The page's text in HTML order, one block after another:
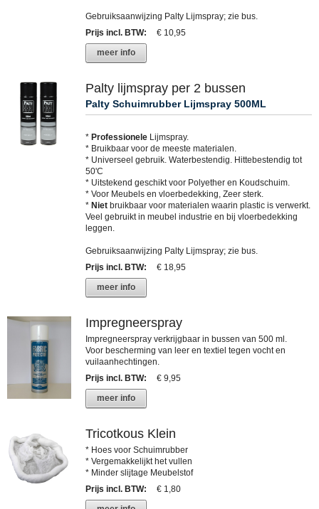
Gebruiksaanwijzing Palty Lijmspray; zie bus.
Prijs incl. BTW:
€ 10,95
meer info
Palty lijmspray per 2 bussen
Palty Schuimrubber Lijmspray 500ML
* Professionele Lijmspray.
* Bruikbaar voor de meeste materialen.
* Universeel gebruik. Waterbestendig. Hittebestendig tot
50'C
* Uitstekend geschikt voor Polyether en Koudschuim.
* Voor Meubels en vloerbedekking, Zeer sterk.
* Niet bruikbaar voor materialen waarin plastic is verwerkt.
Veel gebruikt in meubel industrie en bij vloerbedekking
leggen.
Gebruiksaanwijzing Palty Lijmspray; zie bus.
Prijs incl. BTW:
€ 18,95
meer info
Impregneerspray
Impregneerspray verkrijgbaar in bussen van 500 ml.
Voor bescherming van leer en textiel tegen vocht en
vuilaanhechtingen.
Prijs incl. BTW:
€ 9,95
meer info
Tricotkous Klein
* Hoes voor Schuimrubber
* Vergemakkelijkt het vullen
* Minder slijtage Meubelstof
Prijs incl. BTW:
€ 1,80